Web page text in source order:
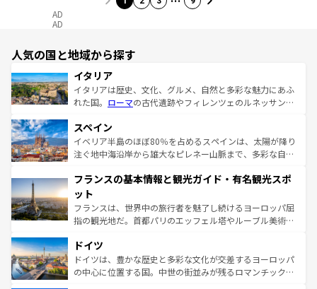
AD
AD
人気の国と地域から探す
イタリア
イタリアは歴史、文化、グルメ、自然と多彩な魅力にあふ
れた国。 ローマの古代遺跡やフィレンツェのルネッサンス
ろん、トスカーナの美しい田園風景やアマルフィ海岸の絶
景など、自然景観も見逃せない。観光の合間には、本場の
ピザやパスタなど、絶品のイタリア料理を堪能することも
ませてくれるイタリアで、忘れられない旅をしてみよう！
なお、新着のイタリア情報は
しい。
スペイン
イベリア半島のほぼ80％を占めるスペインは、太陽が降り
注ぐ地中海沿岸から雄大なピレネー山脈まで、多彩な自然
文化が根付くこの国では、情熱的なフラメンコ、熱気あふ
れる闘牛、そして美味しいタパスが生活の一部となってい
る。首都マドリードの洗練された雰囲気や、バルセロナの
アートに溢れた街角から、地方では古代ローマ遺跡や中世
せる。地方によって風土や気候が異なるスペインはその個
性で訪れる人を魅了する。 なお、新着のスペイン情報は コ
ンテンツ一覧を参照してほしい。
フランスの基本情報と観光ガイド・有名観光スポ
ット
フランスは、世界中の旅行者を魅了し続けるヨーロッパ屈
指の観光地だ。首都パリのエッフェル塔やルーブル美術館
で、幅広い魅力が詰まっている。華麗な宮殿、歴史的な大
聖堂、美しいビーチ、そして豊かな自然が、訪れる者を心
から魅了する。また、フランスは美食の国としても知ら
ドイツ
ドイツは、豊かな歴史と多彩な文化が交差するヨーロッパ
の中心に位置する国。中世の街並みが残るロマンチック街